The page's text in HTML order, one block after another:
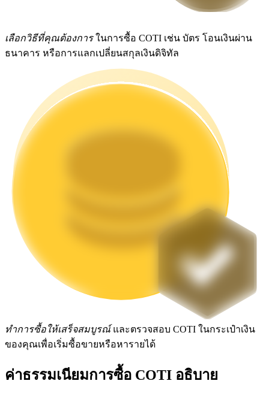
ผลตอบแทนสูงและเข้าถึงได้ทันที
การลงทุนพิเศษสำหรับผู้ถือ BTR
เลือกวิธีที่คุณต้องการในการซื้อ COTI เช่น บัตร โอนเงินผ่าน
ธนาคาร หรือการแลกเปลี่ยนสกุลเงินดิจิทัล
ทำการซื้อให้เสร็จสมบูรณ์และตรวจสอบ COTI ในกระเป๋าเงิน
ของคุณเพื่อเริ่มซื้อขายหรือหารายได้
ค่าธรรมเนียมการซื้อ COTI อธิบาย